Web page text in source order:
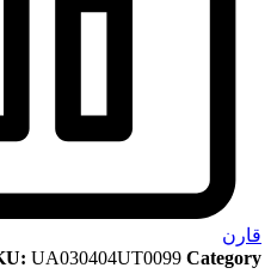
قارن
UA030404UT0099 Category: